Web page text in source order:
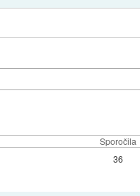
Sporočila
36